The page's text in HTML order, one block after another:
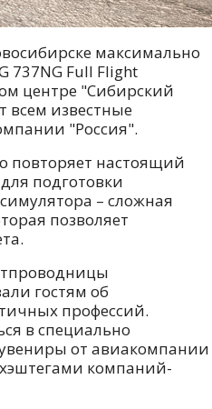
максимально
737NG Full Flight
центре "Сибирский
всем известные
"Россия".
повторяет настоящий
подготовки
– сложная
позволяет
гостям об
профессий.
в специально
от авиакомпании
компаний-